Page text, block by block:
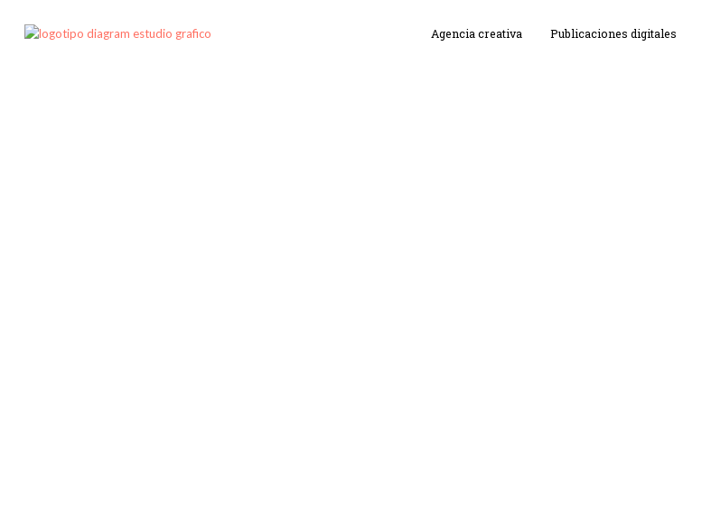
Agencia creativa Publicaciones digitales